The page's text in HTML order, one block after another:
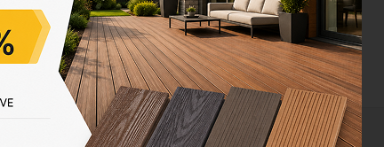
Polywood на карте Москвы — Яндекс Карты